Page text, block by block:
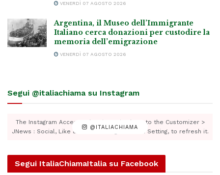
VENERDÌ 07 AGOSTO 2026
Argentina, il Museo dell’Immigrante
Italiano cerca donazioni per custodire la
memoria dell’emigrazione
VENERDÌ 07 AGOSTO 2026
Segui @italiachiama su Instagram
@ITALIACHIAMA
The Instagram Access Token is expired, Go to the Customizer >
JNews : Social, Like & View > Instagram Feed Setting, to refresh it.
Segui ItaliaChiamaItalia su Facebook